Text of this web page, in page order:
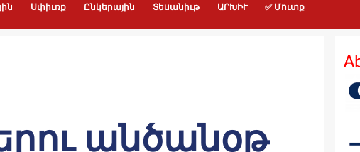
Սփիւռք Ընկերային Տեսանիւթ ԱՐԽԻՒ ✅ Մուտք
անծանօթ